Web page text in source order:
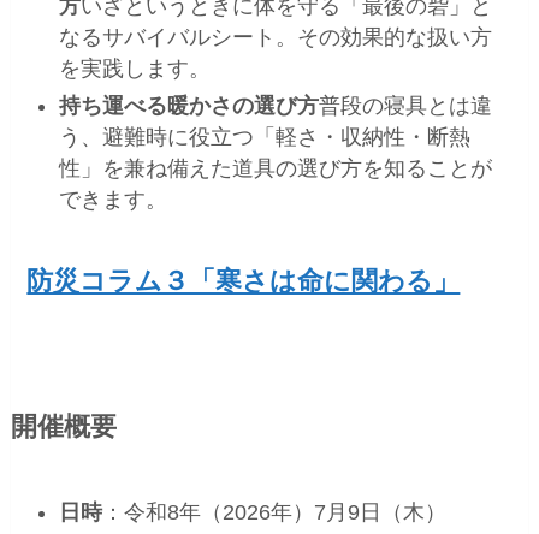
方いざというときに体を守る「最後の砦」と
なるサバイバルシート。その効果的な扱い方
を実践します。
持ち運べる暖かさの選び方普段の寝具とは違
う、避難時に役立つ「軽さ・収納性・断熱
性」を兼ね備えた道具の選び方を知ることが
できます。
防災コラム３「寒さは命に関わる」
開催概要
日時：令和8年（2026年）7月9日（木）